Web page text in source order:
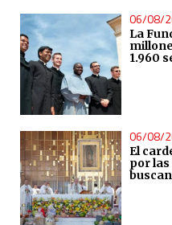
06/08/
La
1.960
06/08/
El
por